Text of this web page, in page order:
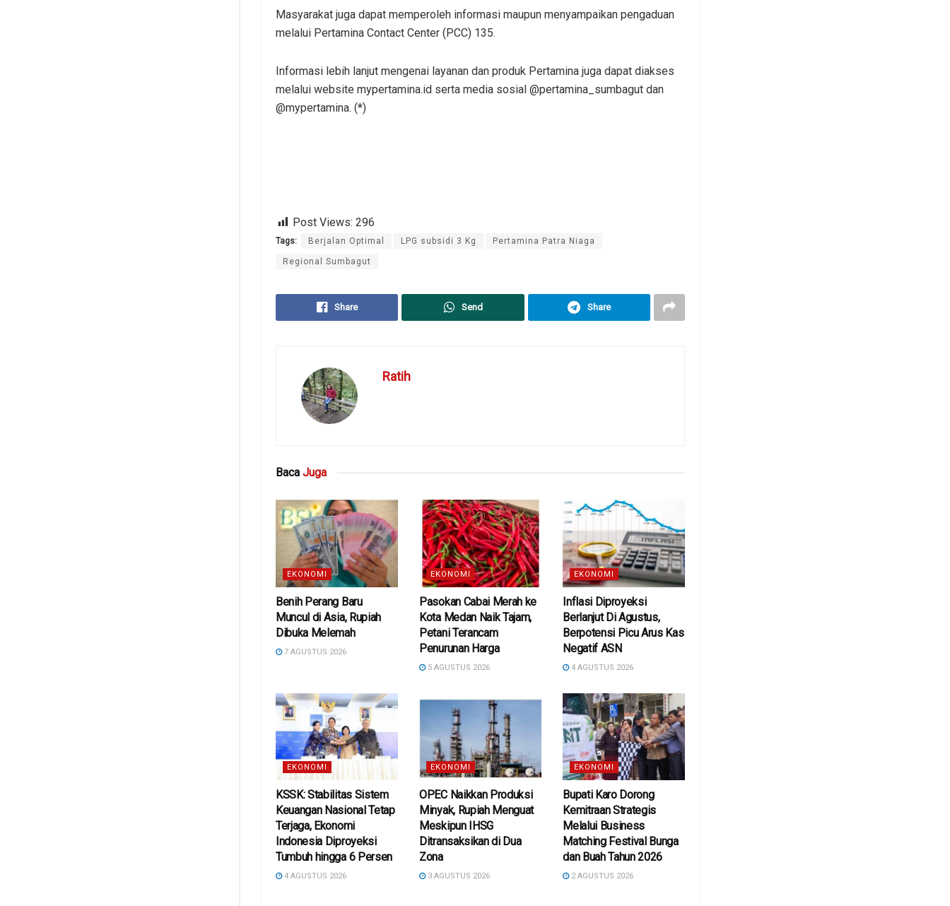
Masyarakat juga dapat memperoleh informasi maupun menyampaikan pengaduan
melalui Pertamina Contact Center (PCC) 135.
Informasi lebih lanjut mengenai layanan dan produk Pertamina juga dapat diakses
melalui website mypertamina.id serta media sosial @pertamina_sumbagut dan
@mypertamina. (*)
Post Views: 296
Tags: Berjalan Optimal LPG subsidi 3 Kg Pertamina Patra Niaga
Regional Sumbagut
Share Send Share
Ratih
Baca Juga
EKONOMI
Benih Perang Baru
Muncul di Asia, Rupiah
Dibuka Melemah
7 AGUSTUS 2026
EKONOMI
Pasokan Cabai Merah ke
Kota Medan Naik Tajam,
Petani Terancam
Penurunan Harga
5 AGUSTUS 2026
EKONOMI
Inflasi Diproyeksi
Berlanjut Di Agustus,
Berpotensi Picu Arus Kas
Negatif ASN
4 AGUSTUS 2026
EKONOMI
KSSK: Stabilitas Sistem
Keuangan Nasional Tetap
Terjaga, Ekonomi
Indonesia Diproyeksi
Tumbuh hingga 6 Persen
4 AGUSTUS 2026
EKONOMI
OPEC Naikkan Produksi
Minyak, Rupiah Menguat
Meskipun IHSG
Ditransaksikan di Dua
Zona
3 AGUSTUS 2026
EKONOMI
Bupati Karo Dorong
Kemitraan Strategis
Melalui Business
Matching Festival Bunga
dan Buah Tahun 2026
2 AGUSTUS 2026